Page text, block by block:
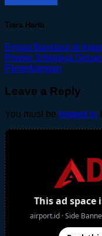
Tiara Hartu
Empat Bandara di
Promo Sriwijaya
Penerbangan
Leave a Reply
You must be logged in